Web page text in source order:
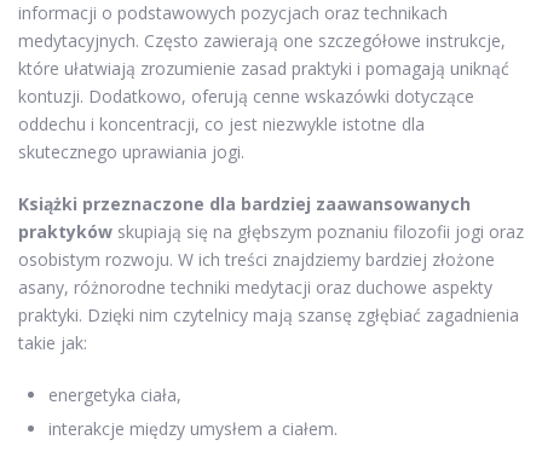
informacji o podstawowych pozycjach oraz technikach
medytacyjnych. Często zawierają one szczegółowe instrukcje,
które ułatwiają zrozumienie zasad praktyki i pomagają uniknąć
kontuzji. Dodatkowo, oferują cenne wskazówki dotyczące
oddechu i koncentracji, co jest niezwykle istotne dla
skutecznego uprawiania jogi.
Książki przeznaczone dla bardziej zaawansowanych
praktyków skupiają się na głębszym poznaniu filozofii jogi oraz
osobistym rozwoju. W ich treści znajdziemy bardziej złożone
asany, różnorodne techniki medytacji oraz duchowe aspekty
praktyki. Dzięki nim czytelnicy mają szansę zgłębiać zagadnienia
takie jak:
energetyka ciała,
interakcje między umysłem a ciałem.